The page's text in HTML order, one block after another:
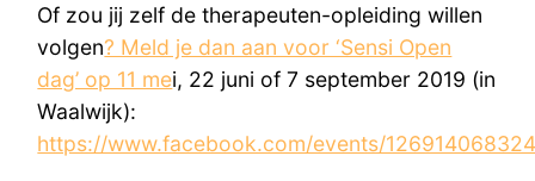
Of zou jij zelf de therapeuten-opleiding willen
volgen? Meld je dan aan voor ‘Sensi Open
dag’ op 11 mei, 22 juni of 7 september 2019 (in
Waalwijk):
https://www.facebook.com/events/